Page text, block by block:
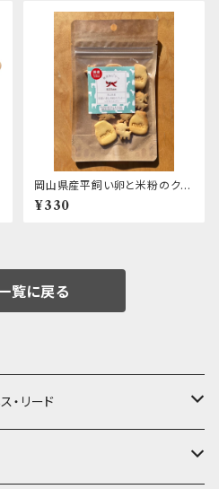
岡山県産平飼い卵と米粉のクッ
キー ～ヤギミルク～
¥330
覧に戻る
・リード